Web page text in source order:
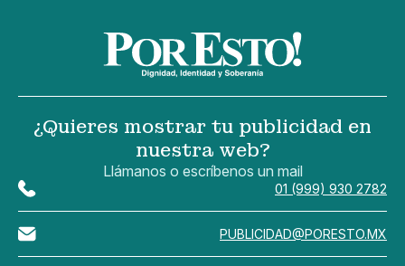
¿Quieres mostrar tu publicidad en
nuestra web?
Llámanos o escríbenos un mail
01 (999) 930 2782
PUBLICIDAD@PORESTO.MX